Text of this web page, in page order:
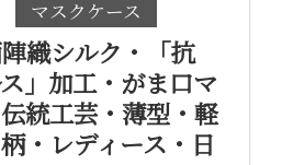
マスクケース
織シルク・「抗
」加工・がま口マ
統工芸・薄型・軽
・レディース・日